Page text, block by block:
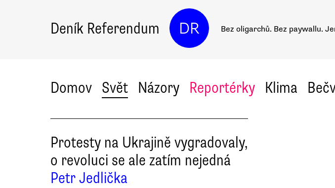
Deník Referendum DR Bez oligarchů. Bez paywallu.
Domov Svět Názory Reportérky Klima
Protesty na Ukrajině vygradovaly,
o revoluci se ale zatím nejedná
Petr Jedlička